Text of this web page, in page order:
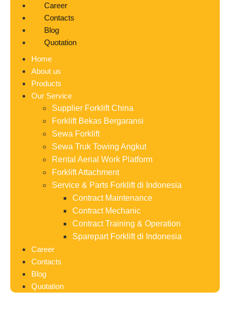
Career
Contacts
Blog
Quotation
Home
About us
Products
Our Service
Supplier Forklift China
Forklift Bekas Bergaransi
Sewa Forklift
Sewa Truk Towing Angkut
Rental Aerial Work Platform
Forklift Attachment
Service & Parts Forklift di Indonesia
Contract Maintenance
Contract Mechanic
Contract Training & Operation
Sparepart Forklift di Indonesia
Career
Contacts
Blog
Quotation